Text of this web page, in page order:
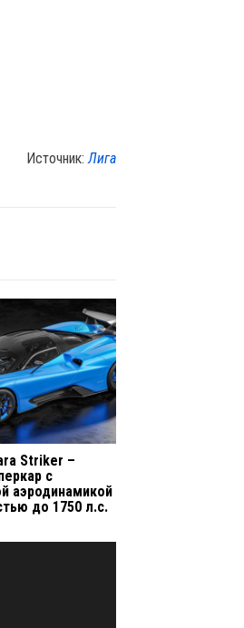
Источник:Лига
Striker –
с
аэродинамикой
до 1750 л.с.